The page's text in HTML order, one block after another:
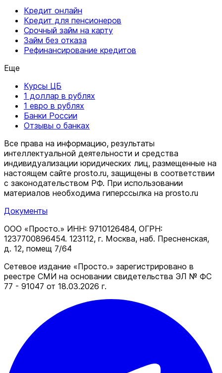
Кредит онлайн
Кредит для пенсионеров
Срочный займ на карту
Займ без отказа
Рефинансирование кредитов
Еще
Курсы ЦБ
1 доллар в рублях
1 евро в рублях
Банки России
Отзывы о банках
Все права на информацию, результаты
интеллектуальной деятельности и средства
индивидуализации юридических лиц, размещенные на
настоящем сайте prosto.ru, защищены в соответствии
c законодательством РФ. При использовании
материалов необходима гиперссылка на prosto.ru
Документы
ООО «Просто.» ИНН: 9710126484, ОГРН:
1237700896454. 123112, г. Москва, наб. Пресненская,
д. 12, помещ 7/64
Сетевое издание «Просто.» зарегистрировано в
реестре СМИ на основании свидетельства ЭЛ № ФС
77 - 91047 от 18.03.2026 г.